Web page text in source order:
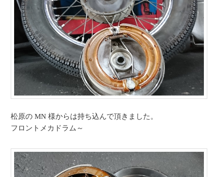
松原の MN 様からは持ち込んで頂きました。
フロントメカドラム～